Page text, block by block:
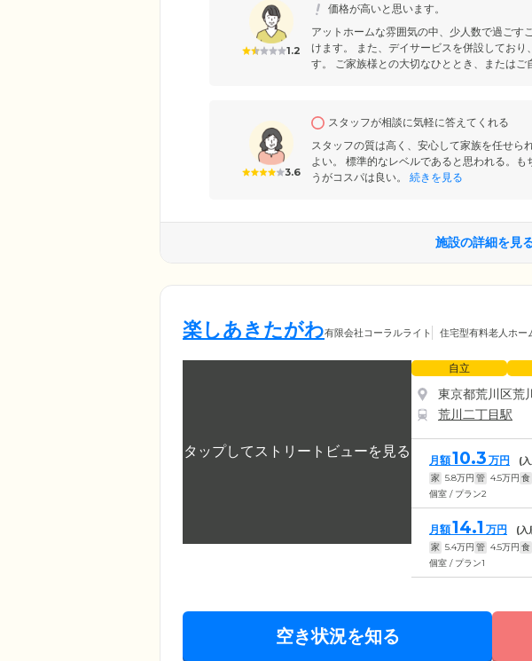
1.2
価格が高いと思います。
アットホームな雰囲気の中、少人数で過ごす
けます。 また、デイサービスを併設してお
す。 ご家族様との大切なひととき、またはご
3.6
スタッフが相談に気軽に答えてくれる
スタッフの質は高く、安心して家族を任せら
よい。 標準的なレベルであると思われる。
うがコスパは良い。
続きを見る
施設の詳細を見
楽しあきたがわ有限会社コーラルライト 住宅型有料老人ホー
自立
東京都荒川区荒
荒川二丁目駅
月額10.3 万円 (
家 5.8万円 管 4.5万円 食
個室 / プラン2
月額14.1 万円 (入
家 5.4万円 管 4.5万円 食
個室 / プラン1
空き状況を知る